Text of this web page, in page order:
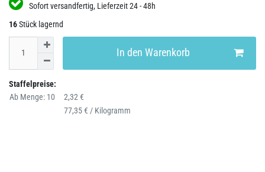
Sofort versandfertig, Lieferzeit 24 - 48h
16Stück lagernd
In den Warenkorb
Staffelpreise:
Ab Menge: 10
2,32 €
77,35 € / Kilogramm